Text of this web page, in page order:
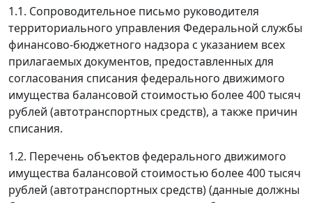
1.1. Сопроводительное письмо руководителя
территориального управления Федеральной службы
финансово-бюджетного надзора с указанием всех
прилагаемых документов, предоставленных для
согласования списания федерального движимого
имущества балансовой стоимостью более 400 тысяч
рублей (автотранспортных средств), а также причин
списания.
1.2. Перечень объектов федерального движимого
имущества балансовой стоимостью более 400 тысяч
рублей (автотранспортных средств) (данные должны